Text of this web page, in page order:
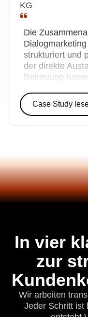
Die
strukturiert und
der direkte
Betreuung
Case Study
KG
In vier
zur
Wir arbeiten
Jeder Schritt ist